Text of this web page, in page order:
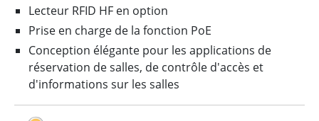
Lecteur RFID HF en option
Prise en charge de la fonction PoE
Conception élégante pour les applications de
réservation de salles, de contrôle d'accès et
d'informations sur les salles